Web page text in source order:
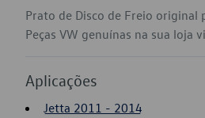
Prato de Disco de Freio
Peças VW genuínas na sua loja
Aplicações
Jetta 2011 - 2014